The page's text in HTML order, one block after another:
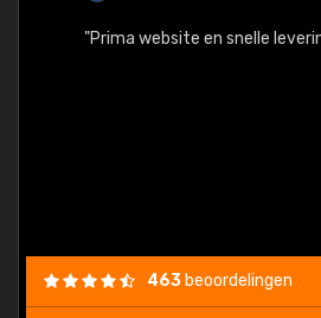
"Prima website en snelle
463 beoordelingen